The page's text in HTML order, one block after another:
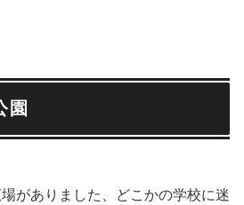
園
がありました、どこかの学校に迷